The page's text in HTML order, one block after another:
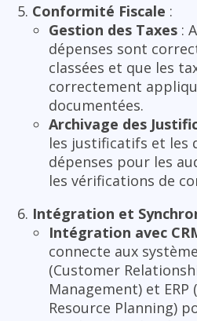
Conformité Fiscale :
Gestion des Taxes :
dépenses sont
classées et que les
correctement
documentées.
Archivage des
les justificatifs et les
dépenses pour les
les vérifications de
Intégration et
Intégration avec
connecte aux
(Customer
Management) et
Resource Planning)